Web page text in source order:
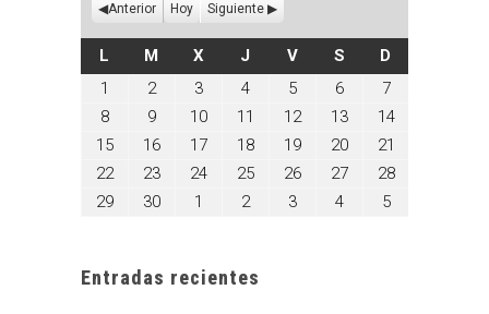
Anterior Hoy Siguiente
L LUNES
M MARTES
XMIÉRCOLES
J JUEVES
VVIERNES
SSÁBADO
D
1
2024
2abril
2024
3abril
3,
2024
4abril
4,
2024
5abril
5,
2024
6abril
6,
2024
7abril
7,
2024
8abril
8,
2024
9abril
9,
2024
10abril
10,
11
2024
12abril
2024
13abril
2024
14abril
15abril
2024
16abril
2024
17abril
2024
18abril
18,
2024
19abril
2024
20abril
20,
2024
21
21,
2024
22abril
2024
23abril
2024
24abril 25abril 26abril 27abril 28abril
29abril 30abril
1 2mayo 3mayo4mayo 5mayo
Entradas recientes